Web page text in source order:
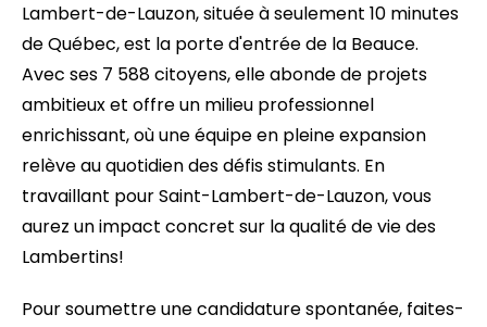
Lambert-de-Lauzon, située à seulement 10 minutes
de Québec, est la porte d'entrée de la Beauce.
Avec ses 7 588 citoyens, elle abonde de projets
ambitieux et offre un milieu professionnel
enrichissant, où une équipe en pleine expansion
relève au quotidien des défis stimulants. En
travaillant pour Saint-Lambert-de-Lauzon, vous
aurez un impact concret sur la qualité de vie des
Lambertins!
Pour soumettre une candidature spontanée, faites-